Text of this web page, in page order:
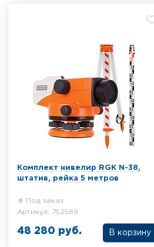
Комплект нивелир RGK N-38,
штатив, рейка 5 метров
Под заказ
Артикул: 752589
48 280 руб. В корзину